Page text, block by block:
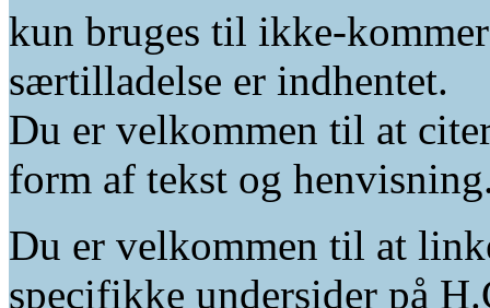
kun bruges til ikke-
særtilladelse er indhentet.
Du er velkommen til at
form af tekst og
Du er velkommen til at
specifikke undersider på